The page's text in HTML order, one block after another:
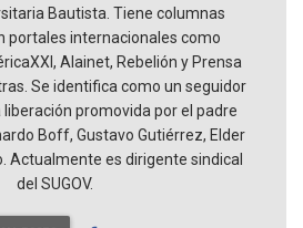
Bautista. Tiene columnas
portales internacionales como
Alainet, Rebelión y Prensa
Se identifica como un seguidor
liberación promovida por el padre
Boff, Gustavo Gutiérrez, Elder
Actualmente es dirigente sindical
del SUGOV.